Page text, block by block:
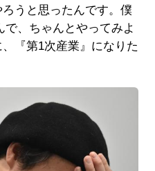
うと思ったんです。僕
、ちゃんとやってみよ
『第1次産業』になりた